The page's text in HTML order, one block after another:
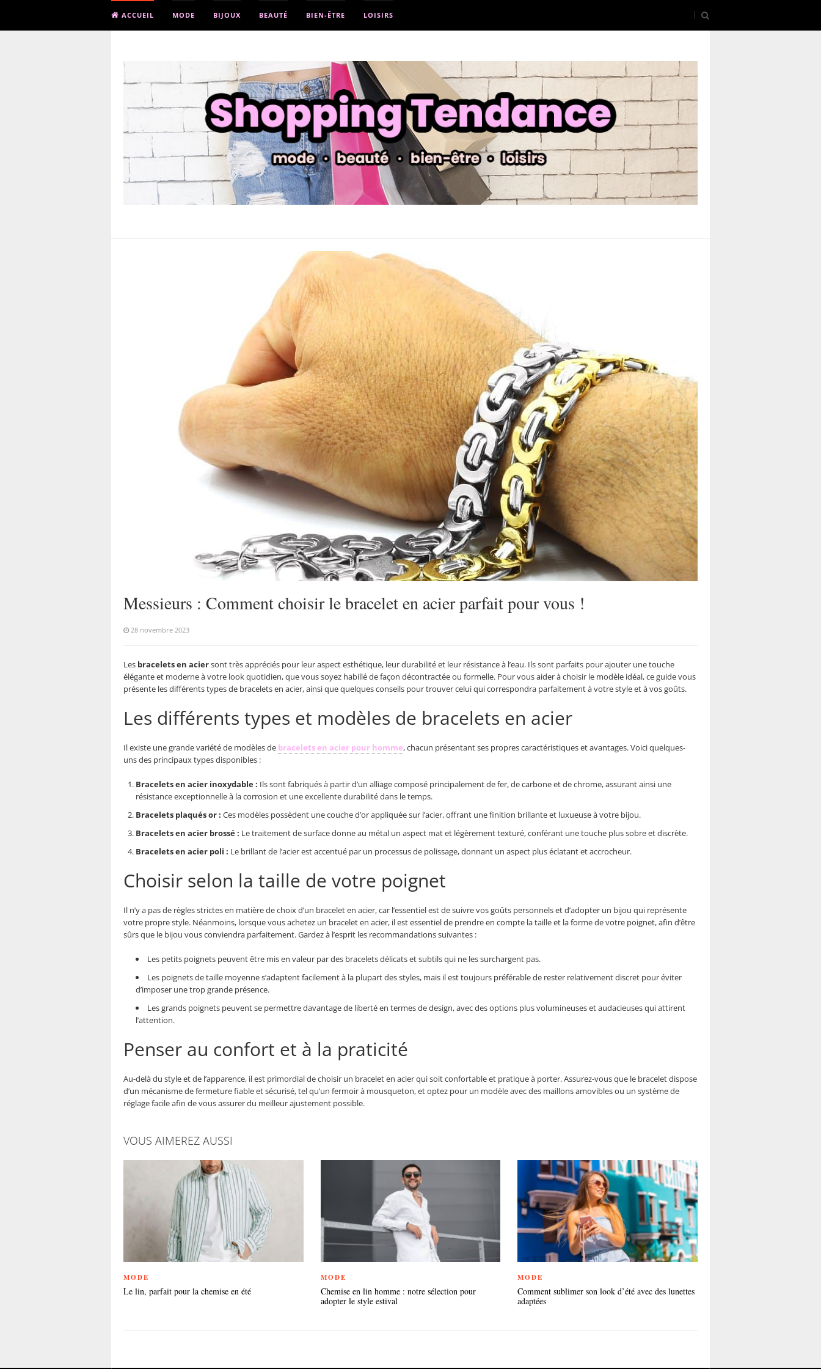
ACCUEIL MODE BIJOUX BEAUTÉ BIEN-ÊTRE LOISIRS
Messieurs : Comment choisir le bracelet en acier parfait pour vous !
28 novembre 2023
Les bracelets en aciersont très appréciés pour leur aspect esthétique, leur durabilité et leur résistance à l’eau. Ils sont parfaits pour ajouter une touche
élégante et moderne à votre look quotidien, que vous soyez habillé de façon décontractée ou formelle. Pour vous aider à choisir le modèle idéal, ce guide vous
présente les différents types de bracelets en acier, ainsi que quelques conseils pour trouver celui qui correspondra parfaitement à votre style et à vos goûts.
Les différents types et modèles de bracelets en acier
Il existe une grande variété de modèles de bracelets en acier pour homme, chacun présentant ses propres caractéristiques et avantages. Voici quelques-
uns des principaux types disponibles :
Bracelets en acier inoxydable : Ils sont fabriqués à partir d’un alliage composé principalement de fer, de carbone et de chrome, assurant ainsi une
résistance exceptionnelle à la corrosion et une excellente durabilité dans le temps.
Bracelets plaqués or : Ces modèles possèdent une couche d’or appliquée sur l’acier, offrant une finition brillante et luxueuse à votre bijou.
Bracelets en acier brossé : Le traitement de surface donne au métal un aspect mat et légèrement texturé, conférant une touche plus sobre et discrète.
Bracelets en acier poli : Le brillant de l’acier est accentué par un processus de polissage, donnant un aspect plus éclatant et accrocheur.
Choisir selon la taille de votre poignet
Il n’y a pas de règles strictes en matière de choix d’un bracelet en acier, car l’essentiel est de suivre vos goûts personnels et d’adopter un bijou qui représente
votre propre style. Néanmoins, lorsque vous achetez un bracelet en acier, il est essentiel de prendre en compte la taille et la forme de votre poignet, afin d’être
sûrs que le bijou vous conviendra parfaitement. Gardez à l’esprit les recommandations suivantes :
Les petits poignets peuvent être mis en valeur par des bracelets délicats et subtils qui ne les surchargent pas.
Les poignets de taille moyenne s’adaptent facilement à la plupart des styles, mais il est toujours préférable de rester relativement discret pour éviter
d’imposer une trop grande présence.
Les grands poignets peuvent se permettre davantage de liberté en termes de design, avec des options plus volumineuses et audacieuses qui attirent
l’attention.
Penser au confort et à la praticité
Au-delà du style et de l’apparence, il est primordial de choisir un bracelet en acier qui soit confortable et pratique à porter. Assurez-vous que le bracelet dispose
d’un mécanisme de fermeture fiable et sécurisé, tel qu’un fermoir à mousqueton, et optez pour un modèle avec des maillons amovibles ou un système de
réglage facile afin de vous assurer du meilleur ajustement possible.
VOUS AIMEREZ AUSSI
MODE
Le lin, parfait pour la chemise en été
MODE
Chemise en lin homme : notre sélection pour
adopter le style estival
MODE
Comment sublimer son look d’été avec des lunettes
adaptées